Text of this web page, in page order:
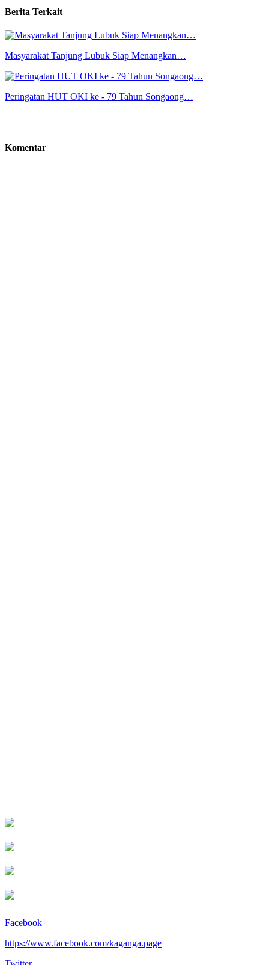
Berita Terkait
Masyarakat Tanjung Lubuk Siap Menangkan…
Peringatan HUT OKI ke - 79 Tahun Songaong…
Komentar
Facebook
https://www.facebook.com/kaganga.page